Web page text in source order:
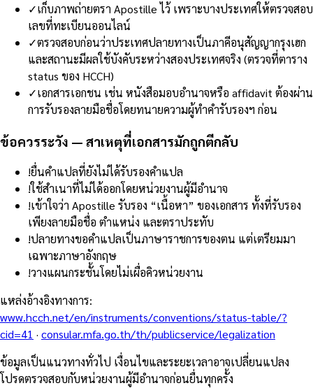
✓เก็บภาพถ่ายตรา Apostille ไว้ เพราะบางประเทศให้ตรวจสอบ
เลขที่ทะเบียนออนไลน์
✓ตรวจสอบก่อนว่าประเทศปลายทางเป็นภาคีอนุสัญญากรุงเฮก
และสถานะมีผลใช้บังคับระหว่างสองประเทศจริง (ตรวจที่ตาราง
status ของ HCCH)
✓เอกสารเอกชน เช่น หนังสือมอบอำนาจหรือ affidavit ต้องผ่าน
การรับรองลายมือชื่อโดยทนายความผู้ทำคำรับรองฯ ก่อน
ข้อควรระวัง — สาเหตุที่เอกสารมักถูกตีกลับ
!ยื่นคำแปลที่ยังไม่ได้รับรองคำแปล
!ใช้สำเนาที่ไม่ได้ออกโดยหน่วยงานผู้มีอำนาจ
!เข้าใจว่า Apostille รับรอง “เนื้อหา” ของเอกสาร ทั้งที่รับรอง
เพียงลายมือชื่อ ตำแหน่ง และตราประทับ
!ปลายทางขอคำแปลเป็นภาษาราชการของตน แต่เตรียมมา
เฉพาะภาษาอังกฤษ
!วางแผนกระชั้นโดยไม่เผื่อคิวหน่วยงาน
แหล่งอ้างอิงทางการ:
www.hcch.net/en/instruments/conventions/status-table/?
cid=41 · consular.mfa.go.th/th/publicservice/legalization
ข้อมูลเป็นแนวทางทั่วไป เงื่อนไขและระยะเวลาอาจเปลี่ยนแปลง
โปรดตรวจสอบกับหน่วยงานผู้มีอำนาจก่อนยื่นทุกครั้ง